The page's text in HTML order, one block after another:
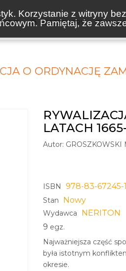
Korzystanie z witryny
Pamiętaj, że
BESTSELLERY
O ORDYNACJĘ
LATACH
Autor: GROSZKOWSKI
ISBN 978-83-67245-
Stan Nowy
Wydawca
NERITON
9 egz.
Najważniejsza część
była istotnym
okresie.